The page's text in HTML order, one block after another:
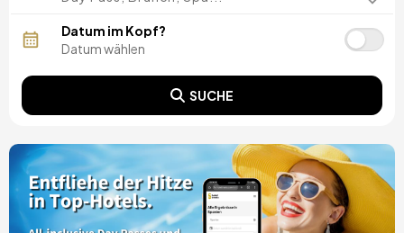
Datum im Kopf?
SUCHE